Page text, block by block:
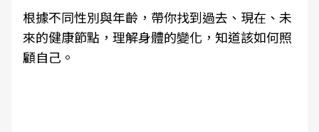
根據不同性別與年齡，帶你找到過去、現在、未
來的健康節點，理解身體的變化，知道該如何照
顧自己。